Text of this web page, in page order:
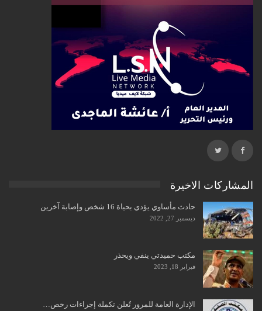
المشاركات الاخيرة
حادث مأساوي يؤدي بحياة 16 شخص وإصابة آخرين
ديسمبر 27, 2022
مكتب حميدتي ينفي ويحذر
فبراير 18, 2023
الإدارة العامة للمرور تُعلن تكملة إجراءات رخص…